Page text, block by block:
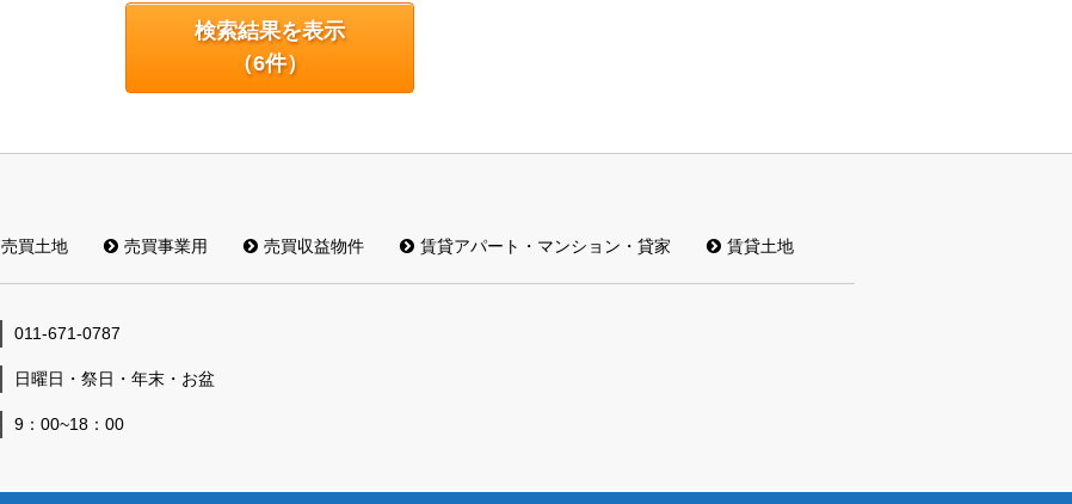
検索結果を表示
（6件）
売買土地 売買事業用 売買収益物件 賃貸アパート・マンション・貸家 賃貸土地
011-671-0787
日曜日・祭日・年末・お盆
9：00~18：00